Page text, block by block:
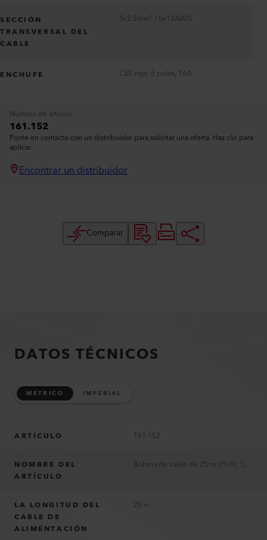
SECCIÓN
TRANSVERSAL DEL
CABLE
5x2.5mm² / 5x13AWG
ENCHUFE CEE rojo, 5 polos, 16A
Número de artículo
161.152
Ponte en contacto con un distribuidor para solicitar una oferta. Haz clic para
aplicar.
Encontrar un distribuidor
Comparar
DATOS TÉCNICOS
MÉTRICO IMPERIAL
ARTÍCULO 161.152
NOMBRE DEL
ARTÍCULO
LA LONGITUD DEL
CABLE DE
ALIMENTACIÓN
25 m